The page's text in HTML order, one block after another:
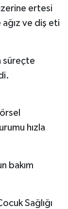
ertesi
ve diş eti
süreçte
hızla
bakım
Sağlığı